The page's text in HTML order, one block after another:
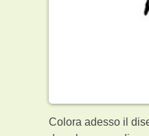
Colora adesso il